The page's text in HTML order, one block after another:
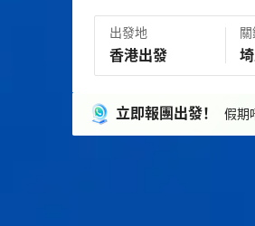
出發地
立即報團出發！ 假期